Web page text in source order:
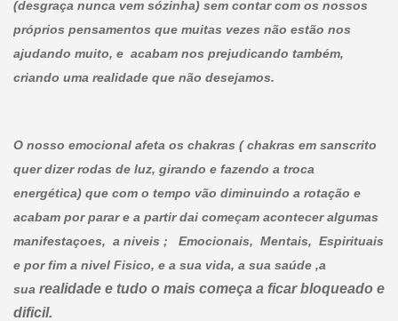
(desgraça nunca vem sózinha) sem contar com os nossos
próprios pensamentos que muitas vezes não estão nos
ajudando muito, e acabam nos prejudicando também,
criando uma realidade que não desejamos.
O nosso emocional afeta os chakras ( chakras em sanscrito
quer dizer rodas de luz, girando e fazendo a troca
energética) que com o tempo vão diminuindo a rotação e
acabam por parar e a partir dai começam acontecer algumas
manifestaçoes, a niveis ; Emocionais, Mentais, Espirituais
e por fim a nivel Fisico, e a sua vida, a sua saúde ,a
sua realidade e tudo o mais começa a ficar bloqueado e
dificil.